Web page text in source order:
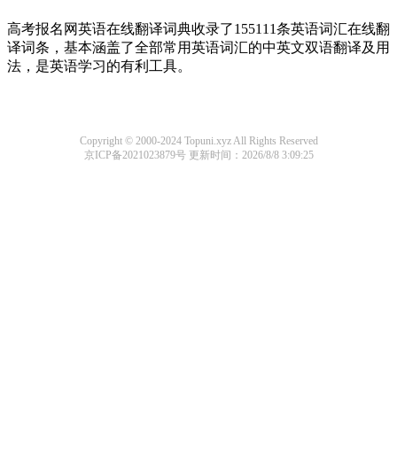
高考报名网英语在线翻译词典收录了155111条英语词汇在线翻
译词条，基本涵盖了全部常用英语词汇的中英文双语翻译及用
法，是英语学习的有利工具。
Copyright © 2000-2024 Topuni.xyz All Rights Reserved
京ICP备2021023879号更新时间：2026/8/8 3:09:25